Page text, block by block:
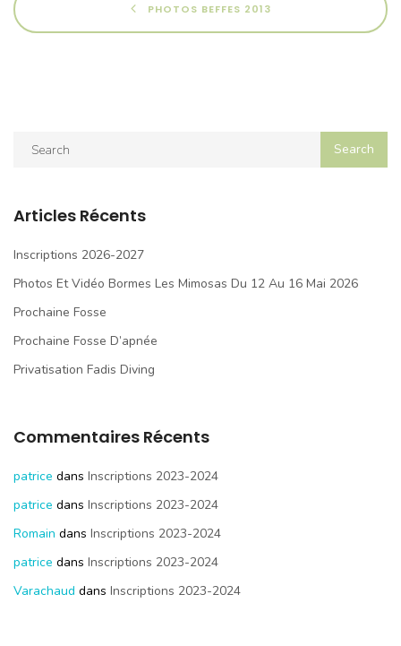
PHOTOS BEFFES 2013
Articles Récents
Inscriptions 2026-2027
Photos Et Vidéo Bormes Les Mimosas Du 12 Au 16 Mai 2026
Prochaine Fosse
Prochaine Fosse D’apnée
Privatisation Fadis Diving
Commentaires Récents
patrice dans Inscriptions 2023-2024
patrice dans Inscriptions 2023-2024
Romain dans Inscriptions 2023-2024
patrice dans Inscriptions 2023-2024
Varachaud dans Inscriptions 2023-2024